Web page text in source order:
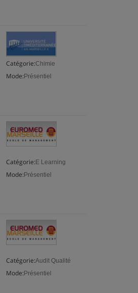
Catégorie:Chimie
Mode: Présentiel
Catégorie: E Learning
Mode: Présentiel
Catégorie:Audit Qualité
Mode: Présentiel